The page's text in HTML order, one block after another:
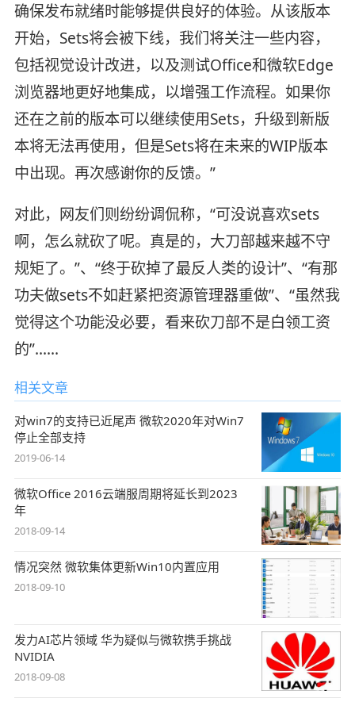
确保发布就绪时能够提供良好的体验。从该版本
开始，Sets将会被下线，我们将关注一些内容，
包括视觉设计改进，以及测试Office和微软Edge
浏览器地更好地集成，以增强工作流程。如果你
还在之前的版本可以继续使用Sets，升级到新版
本将无法再使用，但是Sets将在未来的WIP版本
中出现。再次感谢你的反馈。”
对此，网友们则纷纷调侃称，“可没说喜欢sets
啊，怎么就砍了呢。真是的，大刀部越来越不守
规矩了。”、“终于砍掉了最反人类的设计”、“有那
功夫做sets不如赶紧把资源管理器重做”、“虽然我
觉得这个功能没必要，看来砍刀部不是白领工资
的”......
相关文章
对win7的支持已近尾声 微软2020年对Win7
停止全部支持
2019-06-14
微软Office 2016云端服周期将延长到2023
年
2018-09-14
情况突然 微软集体更新Win10内置应用
2018-09-10
发力AI芯片领域 华为疑似与微软携手挑战
NVIDIA
2018-09-08